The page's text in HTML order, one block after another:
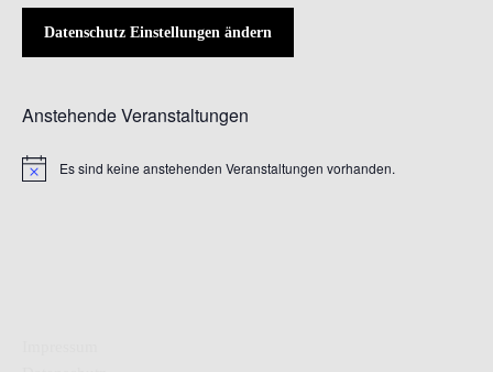
Datenschutz Einstellungen ändern
Anstehende Veranstaltungen
HinweisEs sind keine anstehenden Veranstaltungen vorhanden.